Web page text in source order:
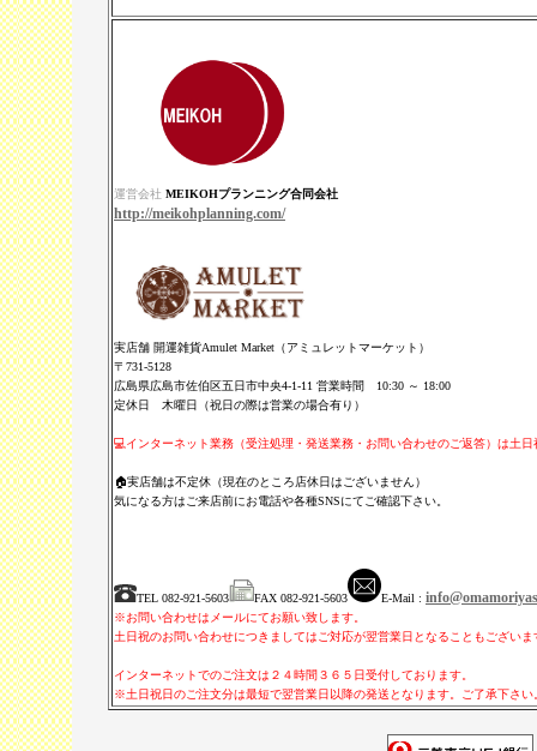
運営会社 MEIKOHプランニング合同会社
http://meikohplanning.com/
実店舗 開運雑貨Amulet Market（アミュレットマーケット）
〒731-5128
広島県広島市佐伯区五日市中央4-1-11 営業時間 10:30 ～ 18:00
定休日 木曜日（祝日の際は営業の場合有り）
💻インターネット業務（受注処理・発送業務・お問い合わせのご返答）は土
🏠実店舗は不定休（現在のところ店休日はございません）
気になる方はご来店前にお電話や各種SNSにてご確認下さい。
TEL 082-921-5603 FAX 082-921-5603 E-Mail :
※お問い合わせはメールにてお願い致します。
土日祝のお問い合わせにつきましてはご対応が翌営業日となることもござい
インターネットでのご注文は２４時間３６５日受付しております。
※土日祝日のご注文分は最短で翌営業日以降の発送となります。ご了承下さい